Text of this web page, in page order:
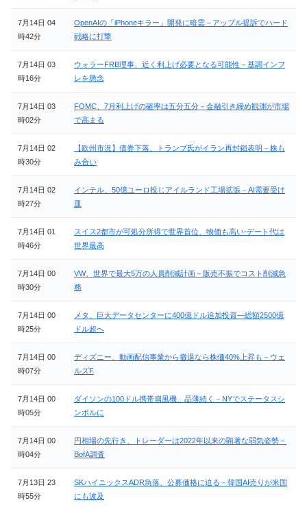
7月14日 04
時42分
OpenAIの「iPhoneキラー」開発に暗雲－アップル提訴でハード
戦略に打撃
7月14日 03
時16分
ウォラーFRB理事、近く利上げ必要となる可能性－基調インフ
レを懸念
7月14日 03
時02分
FOMC、7月利上げの確率は五分五分－金融引き締め観測が市場
で高まる
7月14日 02
時30分
【欧州市況】債券下落、トランプ氏がイラン再封鎖表明－株も
み合い
7月14日 02
時27分
インテル、50億ユーロ投じアイルランド工場拡張－AI需要受け
皿
7月14日 01
時46分
スイス2都市が可処分所得で世界首位、物価も高い-デート代は
世界最高
7月14日 00
時30分
VW、世界で最大5万の人員削減計画－販売不振でコスト削減急
務
7月14日 00
時25分
メタ、巨大データセンターに400億ドル追加投資―総額2500億
ドル超へ
7月14日 00
時07分
ディズニー、動画配信事業から撤退なら株価40%上昇も－ウェ
ルズF
7月14日 00
時05分
ダイソンの100ドル携帯扇風機、品薄続く－NYでステータスシ
ンボルに
7月14日 00
時04分
円相場の先行き、トレーダーは2022年以来の顕著な弱気姿勢－
BofA調査
7月13日 23
時55分
SKハイニックスADR急落、公募価格に迫る－韓国AI売りが米国
にも波及